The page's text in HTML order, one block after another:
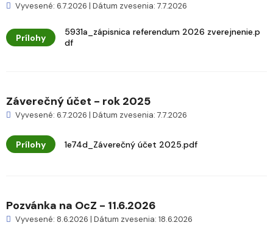
Vyvesené: 6.7.2026 | Dátum zvesenia: 7.7.2026
Prílohy
5931a_zápisnica referendum 2026 zverejnenie.p
df
Záverečný účet - rok 2025
Vyvesené: 6.7.2026 | Dátum zvesenia: 7.7.2026
Prílohy 1e74d_Záverečný účet 2025.pdf
Pozvánka na OcZ - 11.6.2026
Vyvesené: 8.6.2026 | Dátum zvesenia: 18.6.2026